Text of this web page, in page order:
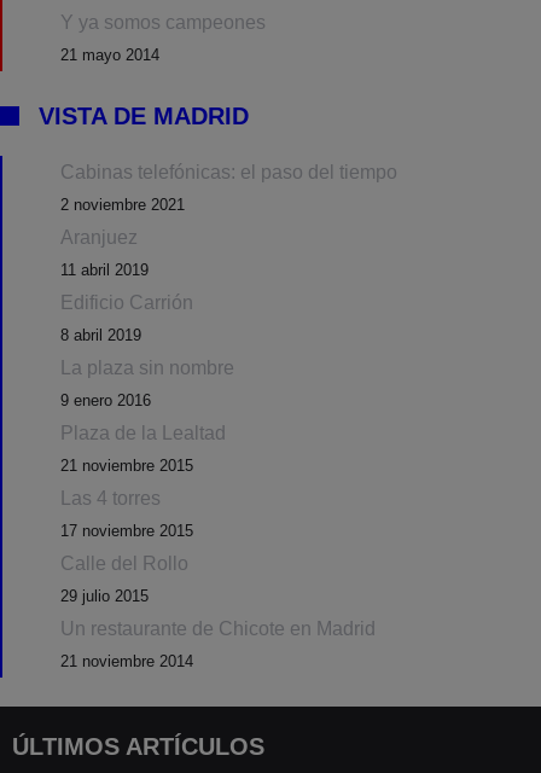
Y ya somos campeones
21 mayo 2014
VISTA DE MADRID
Cabinas telefónicas: el paso del tiempo
2 noviembre 2021
Aranjuez
11 abril 2019
Edificio Carrión
8 abril 2019
La plaza sin nombre
9 enero 2016
Plaza de la Lealtad
21 noviembre 2015
Las 4 torres
17 noviembre 2015
Calle del Rollo
29 julio 2015
Un restaurante de Chicote en Madrid
21 noviembre 2014
ÚLTIMOS ARTÍCULOS